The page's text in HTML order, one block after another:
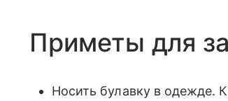
Приметы для
Носить булавку в одежде.